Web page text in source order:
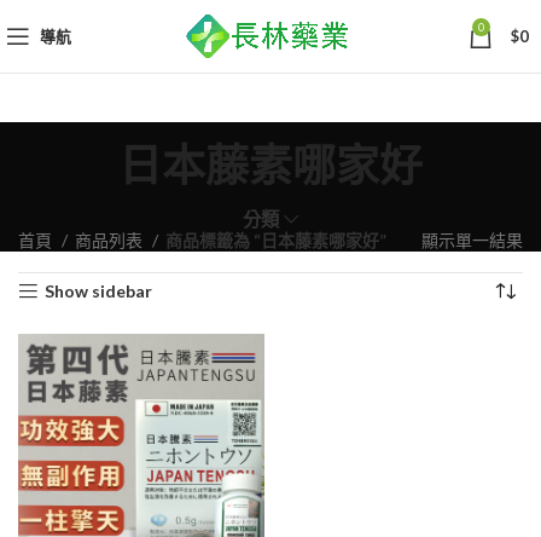
導航 0 $0
日本藤素哪家好
分類
首頁 商品列表 商品標籤為 “日本藤素哪家好” 顯示單一結果
Show sidebar